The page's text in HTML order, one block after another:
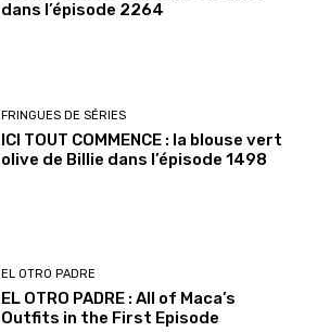
dans l’épisode 2264
FRINGUES DE SÉRIES
ICI TOUT COMMENCE : la blouse vert
olive de Billie dans l’épisode 1498
EL OTRO PADRE
EL OTRO PADRE : All of Maca’s
Outfits in the First Episode